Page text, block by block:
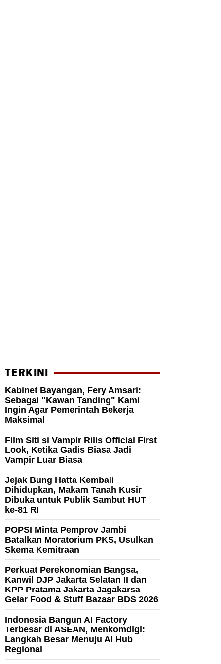
TERKINI
Kabinet Bayangan, Fery Amsari:
Sebagai "Kawan Tanding" Kami
Ingin Agar Pemerintah Bekerja
Maksimal
Film Siti si Vampir Rilis Official First
Look, Ketika Gadis Biasa Jadi
Vampir Luar Biasa
Jejak Bung Hatta Kembali
Dihidupkan, Makam Tanah Kusir
Dibuka untuk Publik Sambut HUT
ke-81 RI
POPSI Minta Pemprov Jambi
Batalkan Moratorium PKS, Usulkan
Skema Kemitraan
Perkuat Perekonomian Bangsa,
Kanwil DJP Jakarta Selatan II dan
KPP Pratama Jakarta Jagakarsa
Gelar Food & Stuff Bazaar BDS 2026
Indonesia Bangun AI Factory
Terbesar di ASEAN, Menkomdigi:
Langkah Besar Menuju AI Hub
Regional